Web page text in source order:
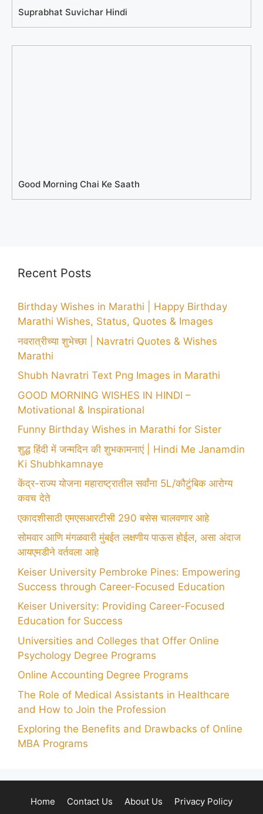
Suprabhat Suvichar Hindi
Good Morning Chai Ke Saath
Recent Posts
Birthday Wishes in Marathi | Happy Birthday
Marathi Wishes, Status, Quotes & Images
नवरात्रीच्या शुभेच्छा | Navratri Quotes & Wishes
Marathi
Shubh Navratri Text Png Images in Marathi
GOOD MORNING WISHES IN HINDI –
Motivational & Inspirational
Funny Birthday Wishes in Marathi for Sister
शुद्ध हिंदी में जन्मदिन की शुभकामनाएं | Hindi Me Janamdin
Ki Shubhkamnaye
केंद्र-राज्य योजना महाराष्ट्रातील सर्वांना 5L/कौटुंबिक आरोग्य
कवच देते
एकादशीसाठी एमएसआरटीसी 290 बसेस चालवणार आहे
सोमवार आणि मंगळवारी मुंबईत लक्षणीय पाऊस होईल, असा अंदाज
आयएमडीने वर्तवला आहे
Keiser University Pembroke Pines: Empowering
Success through Career-Focused Education
Keiser University: Providing Career-Focused
Education for Success
Universities and Colleges that Offer Online
Psychology Degree Programs
Online Accounting Degree Programs
The Role of Medical Assistants in Healthcare
and How to Join the Profession
Exploring the Benefits and Drawbacks of Online
MBA Programs
Home Contact Us About Us Privacy Policy